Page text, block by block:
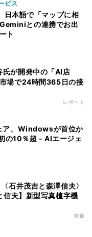
ビス
本語で「マップに相
との連携でお出
ト
場で24時間365日の接
レポート
ア、Windowsが首位か
10％超 - AIエージェ
石井茂吉と森澤信夫〉
信夫】新型写真植字機
連載